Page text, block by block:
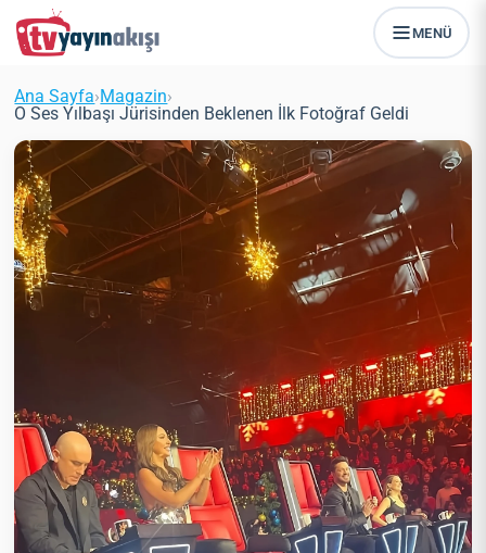
MENÜ
Ana Sayfa›Magazin›
O Ses Yılbaşı Jürisinden Beklenen İlk Fotoğraf Geldi